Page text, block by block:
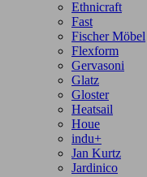
Ethnicraft
Fast
Fischer Möbel
Flexform
Gervasoni
Glatz
Gloster
Heatsail
Houe
indu+
Jan Kurtz
Jardinico